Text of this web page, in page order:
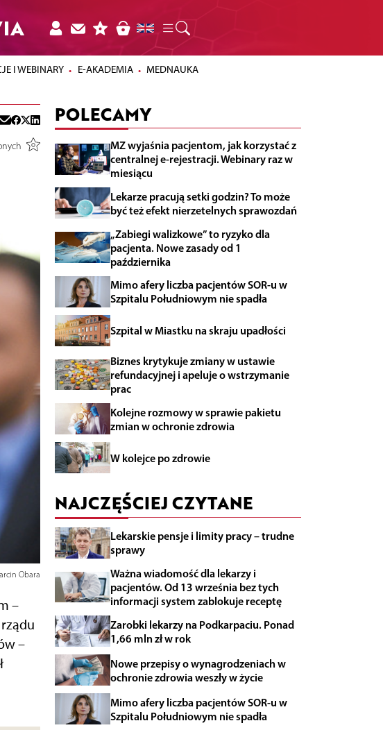
I WEBINARY E-AKADEMIA MEDNAUKA
Obara
–
–
POLECAMY
MZ wyjaśnia pacjentom, jak korzystać z
centralnej e-rejestracji. Webinary raz w
miesiącu
Lekarze pracują setki godzin? To może
być też efekt nierzetelnych sprawozdań
„Zabiegi walizkowe” to ryzyko dla
pacjenta. Nowe zasady od 1
października
Mimo afery liczba pacjentów SOR-u w
Szpitalu Południowym nie spadła
Szpital w Miastku na skraju upadłości
Biznes krytykuje zmiany w ustawie
refundacyjnej i apeluje o wstrzymanie
prac
Kolejne rozmowy w sprawie pakietu
zmian w ochronie zdrowia
W kolejce po zdrowie
NAJCZĘŚCIEJ CZYTANE
Lekarskie pensje i limity pracy – trudne
sprawy
Ważna wiadomość dla lekarzy i
pacjentów. Od 13 września bez tych
informacji system zablokuje receptę
Zarobki lekarzy na Podkarpaciu. Ponad
1,66 mln zł w rok
Nowe przepisy o wynagrodzeniach w
ochronie zdrowia weszły w życie
Mimo afery liczba pacjentów SOR-u w
Szpitalu Południowym nie spadła